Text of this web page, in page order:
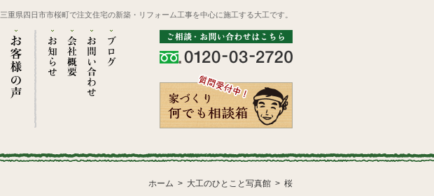
三重県四日市市桜町で注文住宅の新築・リフォーム工事を中心に施工する大工です。
ホーム 大工のひとこと写真館 桜